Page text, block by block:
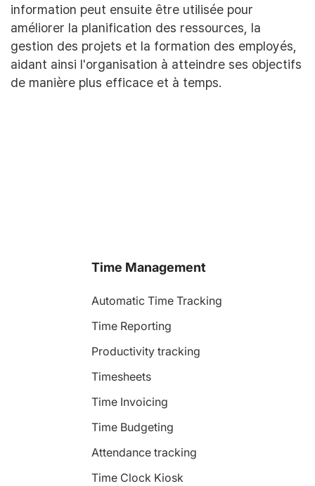
information peut ensuite être utilisée pour
améliorer la planification des ressources, la
gestion des projets et la formation des employés,
aidant ainsi l'organisation à atteindre ses objectifs
de manière plus efficace et à temps.
Time Management
Automatic Time Tracking
Time Reporting
Productivity tracking
Timesheets
Time Invoicing
Time Budgeting
Attendance tracking
Time Clock Kiosk